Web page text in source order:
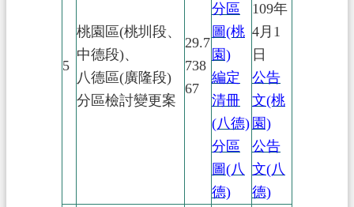
5
桃園區(桃圳段、
中德段)、
八德區(廣隆段)
分區檢討變更案
29.7
738
67
分區
圖(桃
園)
編定
清冊
(八德)
分區
圖(八
德)
109年
4月1
日
公告
文(桃
園)
公告
文(八
德)